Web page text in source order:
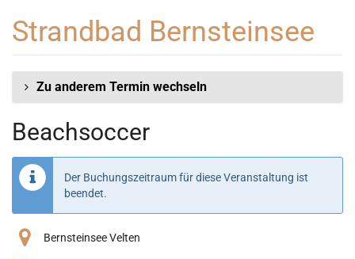
Haupt-
Strandbad Bernsteinsee
Zu anderem Termin wechseln
Beachsoccer
Der Buchungszeitraum für diese Veranstaltung ist
beendet.
Bernsteinsee Velten